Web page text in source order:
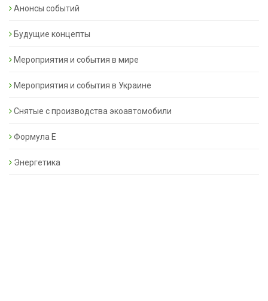
Анонсы событий
Будущие концепты
Мероприятия и события в мире
Мероприятия и события в Украине
Снятые с производства экоавтомобили
Формула Е
Энергетика